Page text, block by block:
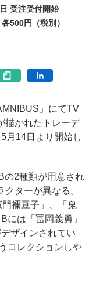
受注受付開始
500円（税別）
」にてTV
描かれたトレーデ
月14日より開始し
2種類が用意され
ターが異なる。
禰豆子」、「鬼
には「冨岡義勇」
ザインされてい
コレクションしや